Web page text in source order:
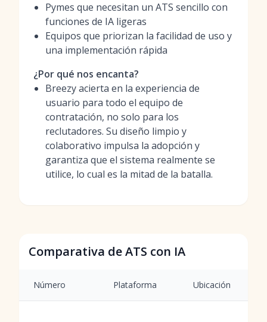
Pymes que necesitan un ATS sencillo con
funciones de IA ligeras
Equipos que priorizan la facilidad de uso y
una implementación rápida
¿Por qué nos encanta?
Breezy acierta en la experiencia de
usuario para todo el equipo de
contratación, no solo para los
reclutadores. Su diseño limpio y
colaborativo impulsa la adopción y
garantiza que el sistema realmente se
utilice, lo cual es la mitad de la batalla.
Comparativa de ATS con IA
Número Plataforma Ubicación